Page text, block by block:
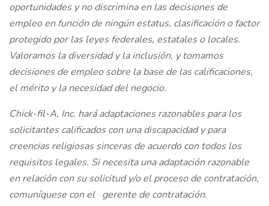
oportunidades y no discrimina en las decisiones de
empleo en función de ningún estatus, clasificación o factor
protegido por las leyes federales, estatales o locales.
Valoramos la diversidad y la inclusión, y tomamos
decisiones de empleo sobre la base de las calificaciones,
el mérito y la necesidad del negocio.
Chick-fil-A, Inc. hará adaptaciones razonables para los
solicitantes calificados con una discapacidad y para
creencias religiosas sinceras de acuerdo con todos los
requisitos legales. Si necesita una adaptación razonable
en relación con su solicitud y/o el proceso de contratación,
comuníquese con el gerente de contratación.